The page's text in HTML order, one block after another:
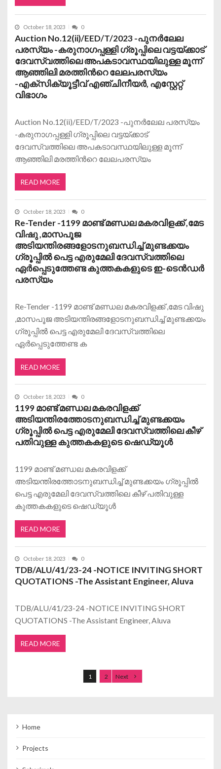
October 18, 2023 0
Auction No.12(ii)/EED/T/2023 -പുനർലേല
പരസ്യം -കരുനാഗപ്പള്ളി ഗ്രൂപ്പിലെ വട്ടയ്ക്കാട്
ദേവസ്വത്തിലെ അപകടാവസ്ഥയിലുള്ള മൂന്ന്
ആഞ്ഞിലി മരത്തിന്‍റെ ലേലപരസ്യം
-എക്സിക്യൂട്ടീവ് എഞ്ചിനീയർ, എസ്റ്റേറ്റ്
വിഭാഗം
Auction No.12(ii)/EED/T/2023 -പുനർലേല പരസ്യം
-കരുനാഗപ്പള്ളി ഗ്രൂപ്പിലെ വട്ടയ്ക്കാട്
ദേവസ്വത്തിലെ അപകടാവസ്ഥയിലുള്ള മൂന്ന്
ആഞ്ഞിലി മരത്തിന്‍റെ ലേലപരസ്യം
READ MORE
October 18, 2023 0
Re-Tender -1199 മാണ്ട് മണ്ഡല മകരവിളക്ക് ,മേട
വിഷു ,മാസപൂജ
അടിയന്തിരങ്ങളോടനുബന്ധിച്ച് മുണ്ടക്കയം
ഗ്രൂപ്പിൽ പെട്ട എരുമേലി ദേവസ്വത്തിലെ
ഏർപ്പെടുത്തേണ്ട കുത്തകകളുടെ ഇ-ടെൻഡർ
പരസ്യം
Re-Tender -1199 മാണ്ട് മണ്ഡല മകരവിളക്ക് ,മേട വിഷു
,മാസപൂജ അടിയന്തിരങ്ങളോടനുബന്ധിച്ച് മുണ്ടക്കയം
ഗ്രൂപ്പിൽ പെട്ട എരുമേലി ദേവസ്വത്തിലെ
ഏർപ്പെടുത്തേണ്ട ക
READ MORE
October 18, 2023 0
1199 മാണ്ട് മണ്ഡല മകരവിളക്ക്
അടിയന്തിരത്തോടനുബന്ധിച്ച് മുണ്ടക്കയം
ഗ്രൂപ്പിൽ പെട്ട എരുമേലി ദേവസ്വത്തിലെ കീഴ്
പതിവുള്ള കുത്തകകളുടെ ഷെഡ്യൂൾ
1199 മാണ്ട് മണ്ഡല മകരവിളക്ക്
അടിയന്തിരത്തോടനുബന്ധിച്ച് മുണ്ടക്കയം ഗ്രൂപ്പിൽ
പെട്ട എരുമേലി ദേവസ്വത്തിലെ കീഴ് പതിവുള്ള
കുത്തകകളുടെ ഷെഡ്യൂൾ
READ MORE
October 18, 2023 0
TDB/ALU/41/23-24 -NOTICE INVITING SHORT
QUOTATIONS -The Assistant Engineer, Aluva
TDB/ALU/41/23-24 -NOTICE INVITING SHORT
QUOTATIONS -The Assistant Engineer, Aluva
READ MORE
1 2 Next
Home
Projects